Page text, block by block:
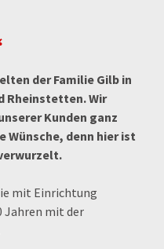
der Familie Gilb in
Rheinstetten. Wir
Kunden ganz
Wünsche, denn hier ist
mit Einrichtung
Jahren mit der